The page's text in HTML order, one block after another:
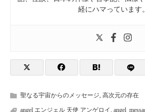
経にハマっています。
聖なる宇宙からのメッセージ, 高次元の存在
angel エンジェル 天使 アンゲロイ,